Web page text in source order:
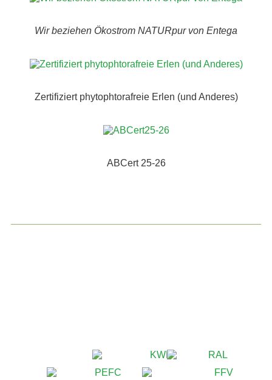
Wir beziehen Ökostrom NATURpur von Entega
Zertifiziert phytophtorafreie Erlen (und Anderes)
ABCert 25-26